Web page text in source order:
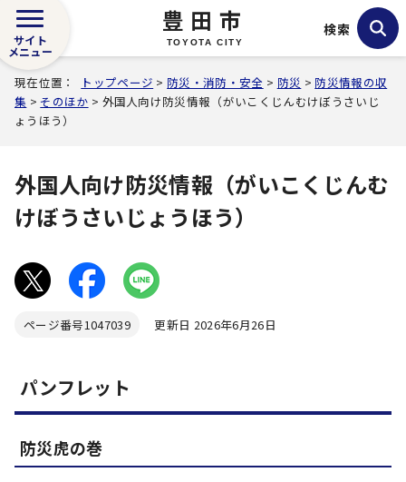
豊田市
TOYOTA CITY
サイト
メニュー
検索
現在位置： トップページ > 防災・消防・安全 > 防災 > 防災情報の収
集 > そのほか > 外国人向け防災情報（がいこくじんむけぼうさいじ
ょうほう）
外国人向け防災情報（がいこくじんむ
けぼうさいじょうほう）
ページ番号1047039 更新日 2026年6月26日
パンフレット
防災虎の巻